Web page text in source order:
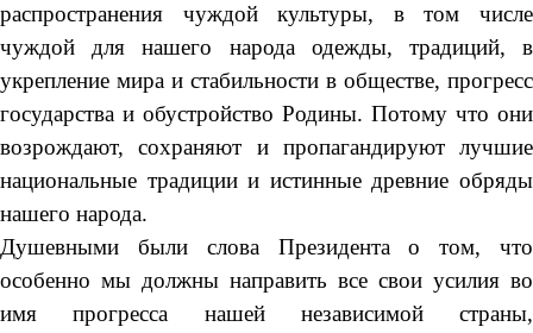
распространения чуждой культуры, в том числе
чуждой для нашего народа одежды, традиций, в
укрепление мира и стабильности в обществе, прогресс
государства и обустройство Родины. Потому что они
возрождают, сохраняют и пропагандируют лучшие
национальные традиции и истинные древние обряды
нашего народа.
Душевными были слова Президента о том, что
особенно мы должны направить все свои усилия во
имя прогресса нашей независимой страны,